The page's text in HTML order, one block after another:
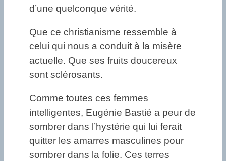
d’une quelconque vérité.
Que ce christianisme ressemble à
celui qui nous a conduit à la misère
actuelle. Que ses fruits doucereux
sont sclérosants.
Comme toutes ces femmes
intelligentes, Eugénie Bastié a peur de
sombrer dans l’hystérie qui lui ferait
quitter les amarres masculines pour
sombrer dans la folie. Ces terres